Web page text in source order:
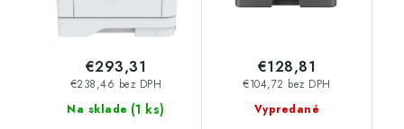
Na sklade (1 ks)
€238,46 bez DPH
€293,31
Vypredané
€104,72 bez DPH
€128,81